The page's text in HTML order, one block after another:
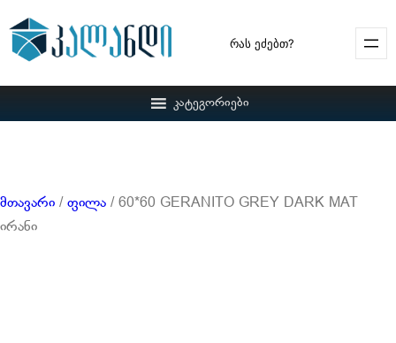
Search
კატეგორიები
მთავარი / ფილა / 60*60 GERANITO GREY DARK MAT
ირანი